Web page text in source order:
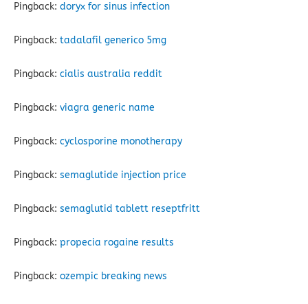
Pingback: doryx for sinus infection
Pingback: tadalafil generico 5mg
Pingback: cialis australia reddit
Pingback: viagra generic name
Pingback: cyclosporine monotherapy
Pingback: semaglutide injection price
Pingback: semaglutid tablett reseptfritt
Pingback: propecia rogaine results
Pingback: ozempic breaking news